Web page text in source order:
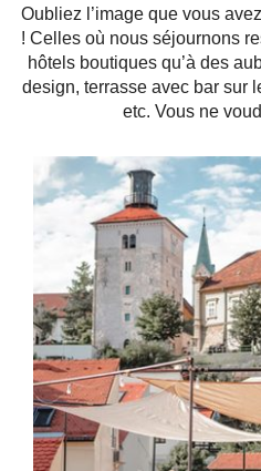
Oubliez l’image que vous
! Celles où nous séjournons
hôtels boutiques qu’à des
design, terrasse avec bar sur
etc. Vous ne